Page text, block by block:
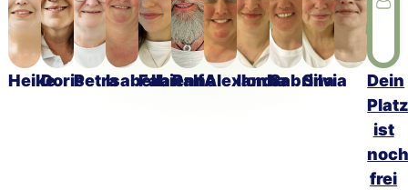
HeikeDorisPetraIsabellaFabienne
RalfAlexandra
IlonkaSabrina
Silvia
Dein
ist
frei